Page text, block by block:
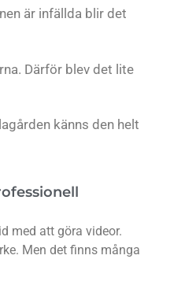
är infällda blir det
Därför blev det lite
känns den helt
med att göra videor.
Men det finns många